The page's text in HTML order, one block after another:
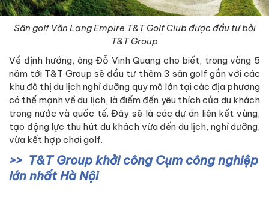
Sân golf Văn Lang Empire T&T Golf Club được đầu tư bởi
T&T Group
Về định hướng, ông Đỗ Vinh Quang cho biết, trong vòng 5
năm tới T&T Group sẽ đầu tư thêm 3 sân golf gắn với các
khu đô thị du lịch nghỉ dưỡng quy mô lớn tại các địa phương
có thế mạnh về du lịch, là điểm đến yêu thích của du khách
trong nước và quốc tế. Đây sẽ là các dự án liên kết vùng,
tạo động lực thu hút du khách vừa đến du lịch, nghỉ dưỡng,
vừa kết hợp chơi golf.
T&T Group khởi công Cụm công nghiệp
lớn nhất Hà Nội